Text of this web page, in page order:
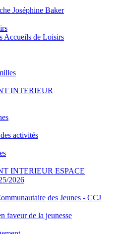
Joséphine Baker
Accueils de Loisirs
INTERIEUR
activités
INTERIEUR ESPACE
2026
des Jeunes - CCJ
faveur de la jeunesse